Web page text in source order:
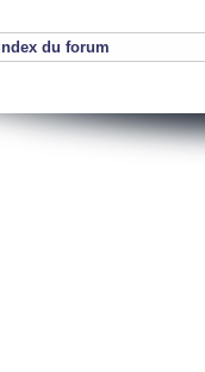
Index du forum